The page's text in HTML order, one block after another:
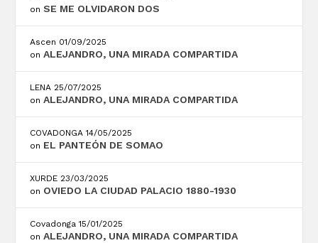
onSE ME OLVIDARON DOS
Ascen 01/09/2025
onALEJANDRO, UNA MIRADA COMPARTIDA
LENA 25/07/2025
onALEJANDRO, UNA MIRADA COMPARTIDA
COVADONGA 14/05/2025
on EL PANTEÓN DE SOMAO
XURDE 23/03/2025
on OVIEDO LA CIUDAD PALACIO 1880-1930
Covadonga 15/01/2025
onALEJANDRO, UNA MIRADA COMPARTIDA